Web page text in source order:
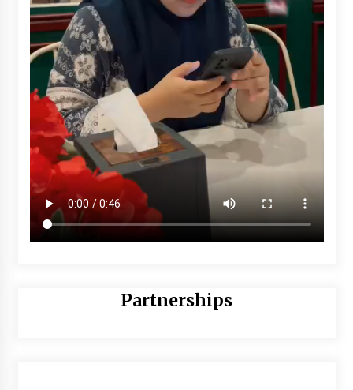
Partnerships